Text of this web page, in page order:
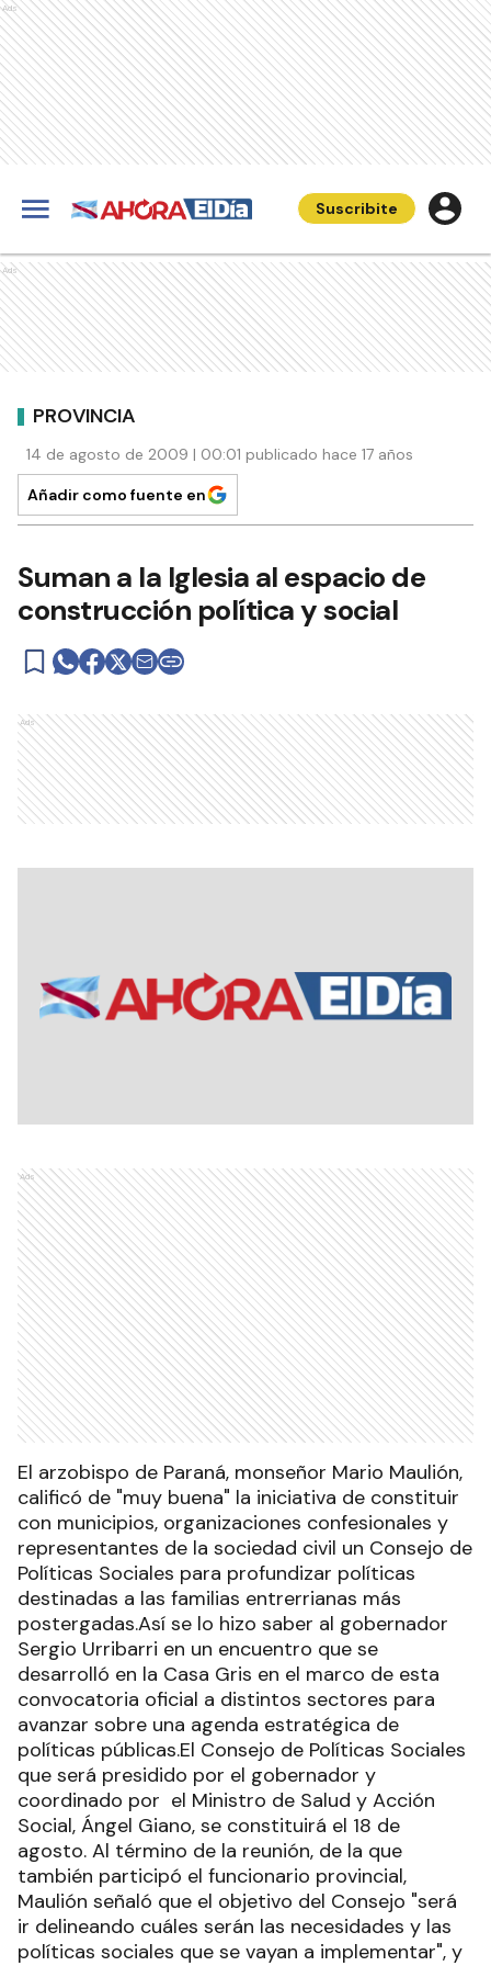
Ads
Suscribite
Ads
PROVINCIA
14 de agosto de 2009 | 00:01 publicado hace 17 años
Añadir como fuente en
Suman a la Iglesia al espacio de
construcción política y social
Ads
Ads
El arzobispo de Paraná, monseñor Mario Maulión,
calificó de "muy buena" la iniciativa de constituir
con municipios, organizaciones confesionales y
representantes de la sociedad civil un Consejo de
Políticas Sociales para profundizar políticas
destinadas a las familias entrerrianas más
postergadas.Así se lo hizo saber al gobernador
Sergio Urribarri en un encuentro que se
desarrolló en la Casa Gris en el marco de esta
convocatoria oficial a distintos sectores para
avanzar sobre una agenda estratégica de
políticas públicas.El Consejo de Políticas Sociales
que será presidido por el gobernador y
coordinado por el Ministro de Salud y Acción
Social, Ángel Giano, se constituirá el 18 de
agosto. Al término de la reunión, de la que
también participó el funcionario provincial,
Maulión señaló que el objetivo del Consejo "será
ir delineando cuáles serán las necesidades y las
políticas sociales que se vayan a implementar", y